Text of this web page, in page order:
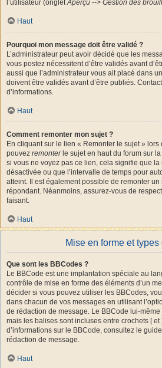
l’utilisateur (ongletAperçu --> Gestion des
Haut
Pourquoi mon message doit être validé ?
L’administrateur peut avoir décidé que les
vous postez nécessitent d’être validés avant
aussi que l’administrateur vous ait placé dans
doivent être validés avant d’être publiés.
d’informations.
Haut
Comment remonter mon sujet ?
En cliquant sur le lien « Remonter le sujet »
pouvez remonterle sujet en haut du forum sur
si vous ne voyez pas ce lien, cela signifie que
désactivée ou que l’intervalle de temps pour
atteint. Il est également possible de remonter
répondant. Néanmoins, assurez-vous de
faisant.
Haut
Mise en forme et types
Que sont les BBCodes ?
Le BBCode est une implantation spéciale au
contrôle de mise en forme des éléments d’un
décider si vous pouvez utiliser les BBCodes,
dans chacun de vos messages en utilisant
de rédaction de message. Le BBCode lui-
mais les balises sont incluses entre crochets [
d’informations sur le BBCode, consultez le
rédaction de message.
Haut